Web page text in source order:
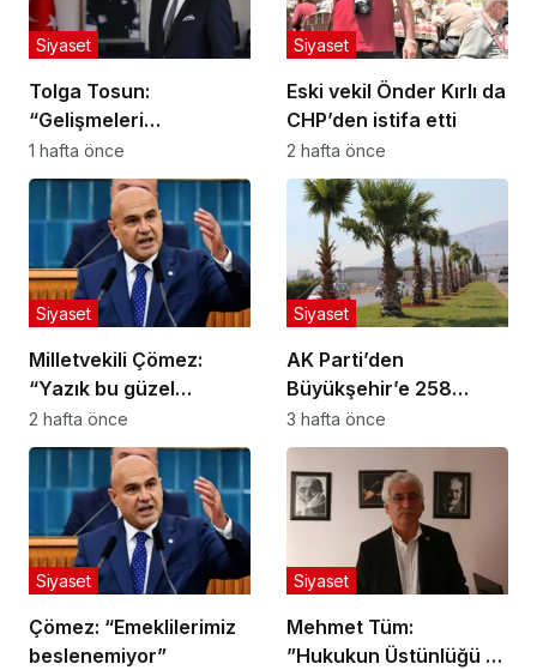
Tolga Tosun:
“Gelişmeleri
değerlendiriyorum”
Siyaset
1 hafta önce
Eski vekil Önder Kırlı da
CHP’den istifa etti
Siyaset
2 hafta önce
Milletvekili Çömez:
“Yazık bu güzel
yavrulara!”
Siyaset
2 hafta önce
AK Parti’den
Büyükşehir’e 258
Milyon Liralık Peyzaj
Harcaması Soruları
Siyaset
3 hafta önce
Çömez: “Emeklilerimiz
beslenemiyor”
Siyaset
Mehmet Tüm:
”Hukukun Üstünlüğü ve
Siyaset